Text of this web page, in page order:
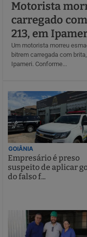
Motorista
carregado
213, em
Um motorista morreu
bitrem carregada com
Ipameri. Conforme...
GOIÂNIA
Empresário é preso
suspeito de aplicar
do falso f...